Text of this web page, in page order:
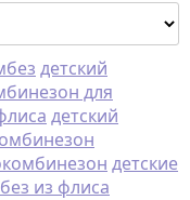
детский
для
детский
детские
из флиса